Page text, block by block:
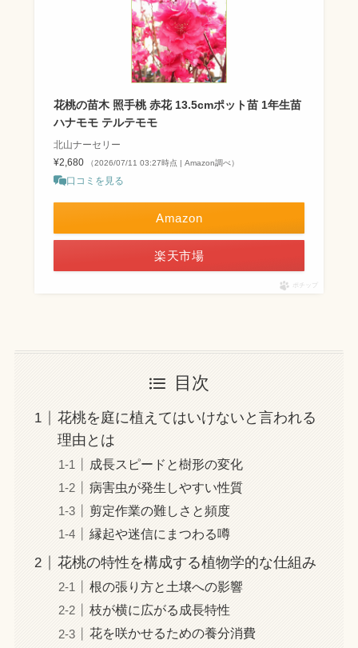
花桃の苗木 照手桃 赤花 13.5cmポット苗 1年生苗
ハナモモ テルテモモ
北山ナーセリー
¥2,680
（2026/07/11 03:27時点 | Amazon調べ）
口コミを見る
Amazon
楽天市場
ポチップ
目次
花桃を庭に植えてはいけないと言われる
理由とは
成長スピードと樹形の変化
病害虫が発生しやすい性質
剪定作業の難しさと頻度
縁起や迷信にまつわる噂
花桃の特性を構成する植物学的な仕組み
根の張り方と土壌への影響
枝が横に広がる成長特性
花を咲かせるための養分消費